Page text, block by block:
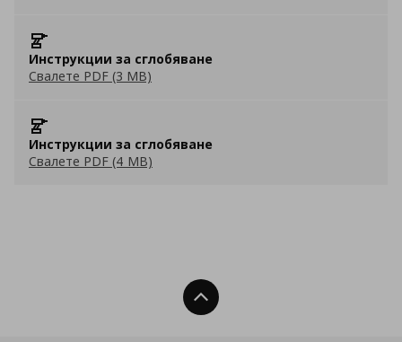
Инструкции за сглобяване
Свалете PDF (3 MB)
Инструкции за сглобяване
Свалете PDF (4 MB)
Нагоре